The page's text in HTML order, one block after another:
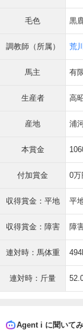
毛色 黒
調教師（所属） 荒
馬主 有
生産者 高
産地 浦
本賞金
付加賞金 0万
収得賞金：平地 平
収得賞金：障害 障
連対時：馬体重
連対時：斤量
Agent i に聞いて